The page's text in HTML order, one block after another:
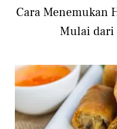
Cara Menemukan
Mulai dari